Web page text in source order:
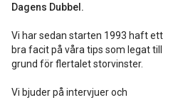
Dagens Dubbel.
Vi har sedan starten 1993 haft ett
bra facit på våra tips som legat till
grund för flertalet storvinster.
Vi bjuder på intervjuer och